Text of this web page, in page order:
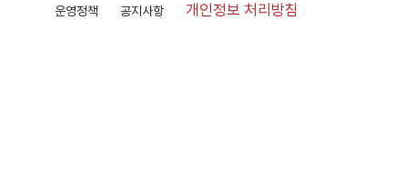
운영정책 공지사항 개인정보 처리방침